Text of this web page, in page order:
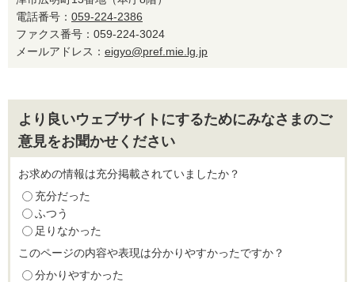
電話番号： 059-224-2386
ファクス番号：059-224-3024
メールアドレス： eigyo@pref.mie.lg.jp
より良いウェブサイトにするためにみなさまのご
意見をお聞かせください
お求めの情報は充分掲載されていましたか？
充分だった
ふつう
足りなかった
このページの内容や表現は分かりやすかったですか？
分かりやすかった